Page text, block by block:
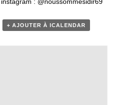
+ AJOUTER À ICALENDAR